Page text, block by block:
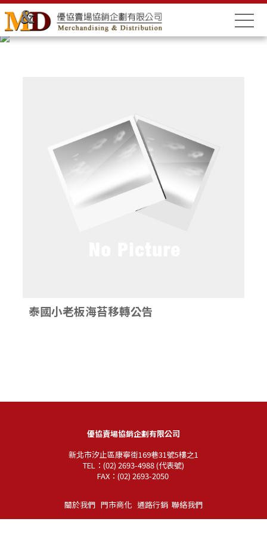
泰國小老板海苔移轉公告
優協賣場協銷企劃有限公司
新北市汐止區康寧街169巷31號5樓之1
TEL：(02) 2693-4988 (代表號)
FAX：(02) 2693-2050
關於我們 門市商化 通路行銷 聯絡我們